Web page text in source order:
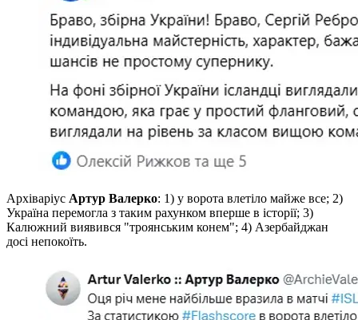
Архіваріус Артур Валерко: 1) у ворота влетіло майже все; 2)
Україна перемогла з таким рахунком вперше в історії; 3)
Калюжний виявився "троянським конем"; 4) Азербайджан
досі непокоїть.